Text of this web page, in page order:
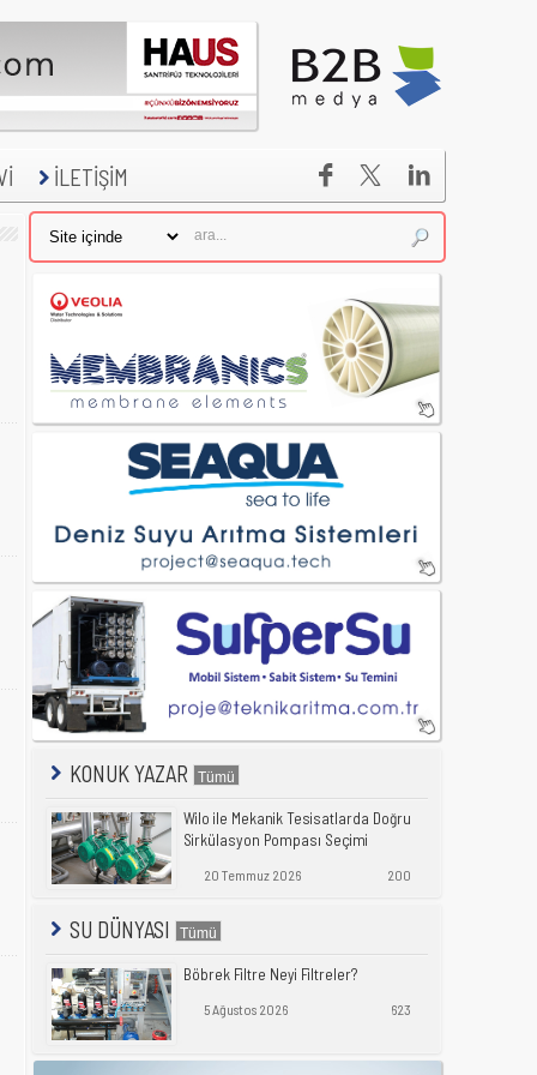
İLETİŞİM 

KONUK YAZAR
Wilo ile Mekanik Tesisatlarda Doğru
Sirkülasyon Pompası Seçimi
20 Temmuz 2026 200
SU DÜNYASI
Böbrek Filtre Neyi Filtreler?
5 Ağustos 2026 623